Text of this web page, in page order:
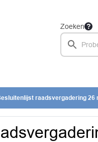
Zoeken
raadsvergadering 26